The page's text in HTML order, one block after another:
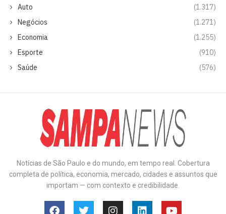
Auto
(1.317)
Negócios
(1.271)
Economia
(1.255)
Esporte
(910)
Saúde
(576)
Notícias de São Paulo e do mundo, em tempo real. Cobertura
completa de política, economia, mercado, cidades e assuntos que
importam — com contexto e credibilidade.